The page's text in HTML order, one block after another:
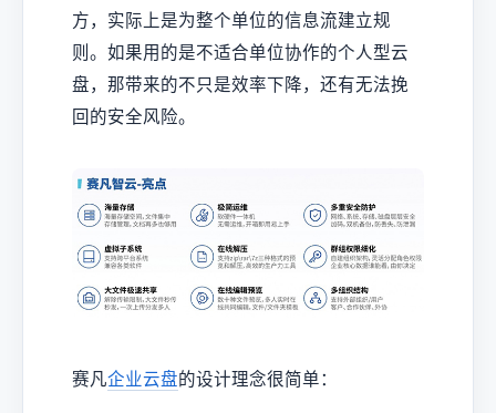
方，实际上是为整个单位的信息流建立规
则。如果用的是不适合单位协作的个人型云
盘，那带来的不只是效率下降，还有无法挽
回的安全风险。
赛凡企业云盘的设计理念很简单：